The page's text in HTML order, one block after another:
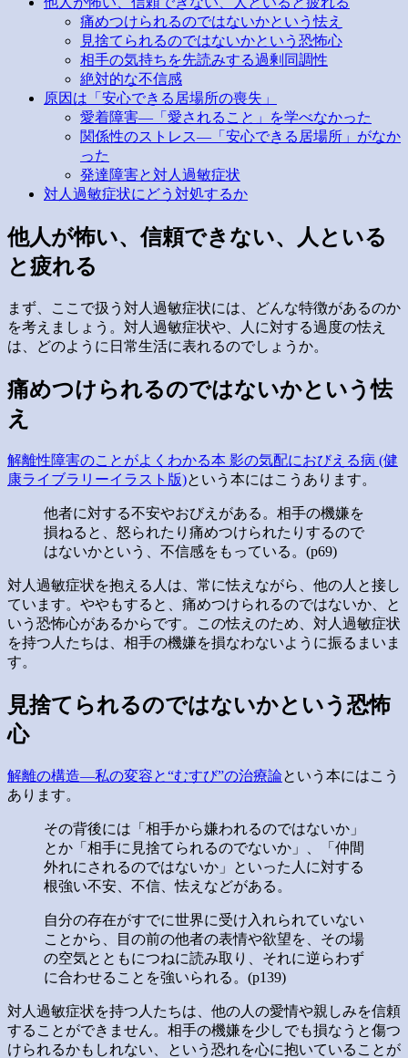
痛めつけられるのではないかという怯え
見捨てられるのではないかという恐怖心
相手の気持ちを先読みする過剰同調性
絶対的な不信感
原因は「安心できる居場所の喪失」
愛着障害―「愛されること」を学べなかった
関係性のストレス―「安心できる居場所」がなか
った
発達障害と対人過敏症状
対人過敏症状にどう対処するか
他人が怖い、信頼できない、人といる
と疲れる
まず、ここで扱う対人過敏症状には、どんな特徴があるのか
を考えましょう。対人過敏症状や、人に対する過度の怯え
は、どのように日常生活に表れるのでしょうか。
痛めつけられるのではないかという怯
え
解離性障害のことがよくわかる本 影の気配におびえる病 (健
康ライブラリーイラスト版)という本にはこうあります。
他者に対する不安やおびえがある。相手の機嫌を
損ねると、怒られたり痛めつけられたりするので
はないかという、不信感をもっている。(p69)
対人過敏症状を抱える人は、常に怯えながら、他の人と接し
ています。ややもすると、痛めつけられるのではないか、と
いう恐怖心があるからです。この怯えのため、対人過敏症状
を持つ人たちは、相手の機嫌を損なわないように振るまいま
す。
見捨てられるのではないかという恐怖
心
解離の構造―私の変容と“むすび”の治療論という本にはこう
あります。
その背後には「相手から嫌われるのではないか」
とか「相手に見捨てられるのでないか」、「仲間
外れにされるのではないか」といった人に対する
根強い不安、不信、怯えなどがある。
自分の存在がすでに世界に受け入れられていない
ことから、目の前の他者の表情や欲望を、その場
の空気とともにつねに読み取り、それに逆らわず
に合わせることを強いられる。(p139)
対人過敏症状を持つ人たちは、他の人の愛情や親しみを信頼
することができません。相手の機嫌を少しでも損なうと傷つ
けられるかもしれない、という恐れを心に抱いていることが